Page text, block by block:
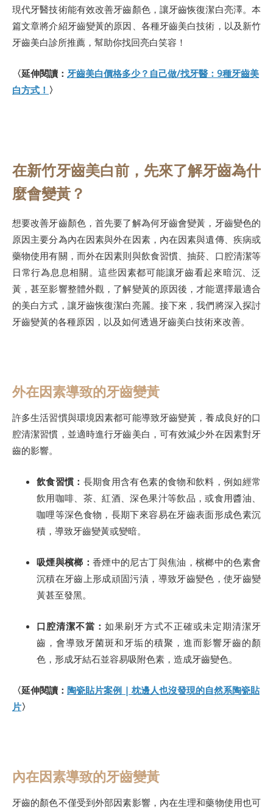
現代牙醫技術能有效改善牙齒顏色，讓牙齒恢復潔白亮澤。本
篇文章將介紹牙齒變黃的原因、各種牙齒美白技術，以及新竹
牙齒美白診所推薦，幫助你找回亮白笑容！
〈延伸閱讀： 牙齒美白價格多少？自己做/找牙醫：9種牙齒美
白方式！ 〉
在新竹牙齒美白前，先來了解牙齒為什
麼會變黃？
想要改善牙齒顏色，首先要了解為何牙齒會變黃，牙齒變色的
原因主要分為內在因素與外在因素，內在因素與遺傳、疾病或
藥物使用有關，而外在因素則與飲食習慣、抽菸、口腔清潔等
日常行為息息相關。這些因素都可能讓牙齒看起來暗沉、泛
黃，甚至影響整體外觀，了解變黃的原因後，才能選擇最適合
的美白方式，讓牙齒恢復潔白亮麗。接下來，我們將深入探討
牙齒變黃的各種原因，以及如何透過牙齒美白技術來改善。
外在因素導致的牙齒變黃
許多生活習慣與環境因素都可能導致牙齒變黃，養成良好的口
腔清潔習慣，並適時進行牙齒美白，可有效減少外在因素對牙
齒的影響。
飲食習慣： 長期食用含有色素的食物和飲料，例如經常
飲用咖啡、茶、紅酒、深色果汁等飲品，或食用醬油、
咖哩等深色食物，長期下來容易在牙齒表面形成色素沉
積，導致牙齒變黃或變暗。
吸煙與檳榔：香煙中的尼古丁與焦油，檳榔中的色素會
沉積在牙齒上形成頑固污漬，導致牙齒變色，使牙齒變
黃甚至發黑。
口腔清潔不當：如果刷牙方式不正確或未定期清潔牙
齒，會導致牙菌斑和牙垢的積聚，進而影響牙齒的顏
色，形成牙結石並容易吸附色素，造成牙齒變色。
〈延伸閱讀： 陶瓷貼片案例 | 枕邊人也沒發現的自然系陶瓷貼
片〉
內在因素導致的牙齒變黃
牙齒的顏色不僅受到外部因素影響，內在生理和藥物使用也可